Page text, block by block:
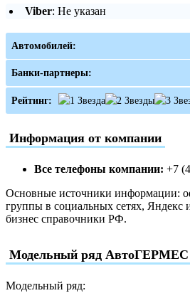
Viber: Не указан
Автомобилей:
Банки-партнеры:
Рейтинг:
Информация от компании
Все телефоны компании: +7
Основные источники информации:
группы в социальных сетях, Яндекс
бизнес справочники РФ.
Модельный ряд АвтоГЕРМЕС
Модельный ряд: